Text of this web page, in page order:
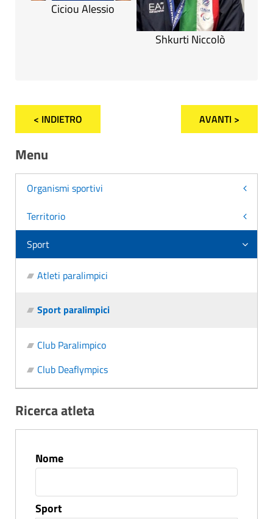
Ciciou Alessio
Shkurti Niccolò
< INDIETRO AVANTI >
Menu
Organismi sportivi
Territorio
Sport
Atleti paralimpici
Sport paralimpici
Club Paralimpico
Club Deaflympics
Ricerca atleta
Nome
Sport